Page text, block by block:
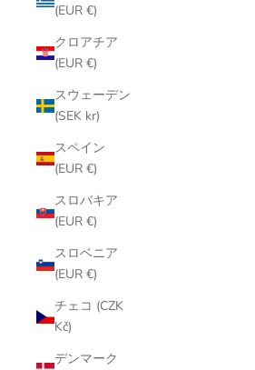
(EUR €)
クロアチア
(EUR €)
スウェーデン
(SEK kr)
スペイン
(EUR €)
スロバキア
(EUR €)
スロベニア
(EUR €)
チェコ (CZK
Kč)
デンマーク